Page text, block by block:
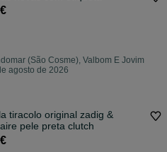
(São Cosme), Valbom E Jovim
agosto de 2026
tiracolo original zadig &
pele preta clutch